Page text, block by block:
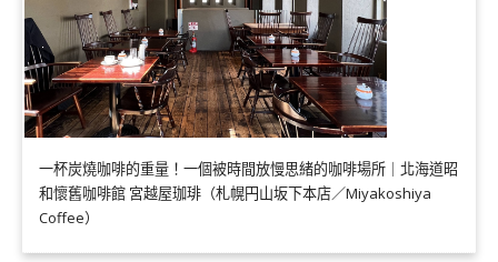
一杯炭燒咖啡的重量！一個被時間放慢思緒的咖啡場所｜北海道昭
和懷舊咖啡館 宮越屋珈琲（札幌円山坂下本店／Miyakoshiya
Coffee）